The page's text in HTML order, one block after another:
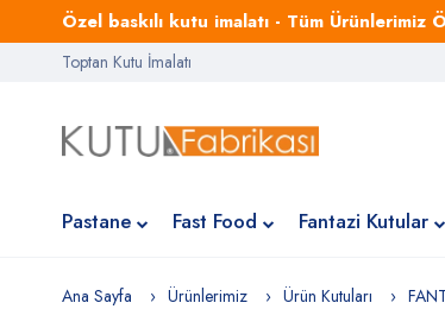
Özel baskılı kutu imalatı - Tüm Ürünlerimiz
Toptan Kutu İmalatı
Pastane Fast Food Fantazi Kutular
Ana Sayfa Ürünlerimiz Ürün Kutuları